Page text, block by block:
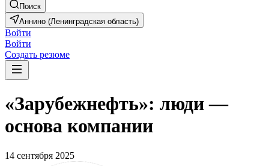
Поиск
Аннино (Ленинградская область)
Войти
Войти
Создать резюме
«Зарубежнефть»: люди —
основа компании
14 сентября 2025